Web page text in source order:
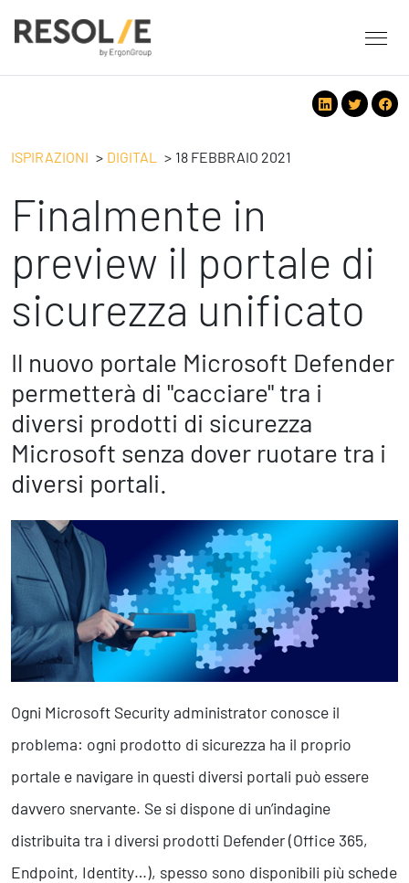
Servizi
People
Strategy
Future
Digital
Operation
Safety
Tecnologie
Eventi
Ispirazioni
Formazione
Contatti
People
Leadership
Benessere Organizzativo & Sostenibile
Performance Management
Strategy
Business Process Improvement
People & Process
Marketing Strategico
Finanza Strategica
231 Gestione Rischi
Future
Innovazione
Sostenibilità
Collaborative Design
Social Impacts
Europe
Digital
Modern Infrastructure
Remote Working & Video e Audio Conferencing
Sicurezza & Conformità
Sviluppo App
ISPIRAZIONI DIGITAL 18 FEBBRAIO 2021
Finalmente in
preview il portale di
sicurezza unificato
Il nuovo portale Microsoft Defender
permetterà di "cacciare" tra i
diversi prodotti di sicurezza
Microsoft senza dover ruotare tra i
diversi portali.
Ogni Microsoft Security administrator conosce il
problema: ogni prodotto di sicurezza ha il proprio
portale e navigare in questi diversi portali può essere
davvero snervante. Se si dispone di un’indagine
distribuita tra i diversi prodotti Defender (Office 365,
Endpoint, Identity…), spesso sono disponibili più schede